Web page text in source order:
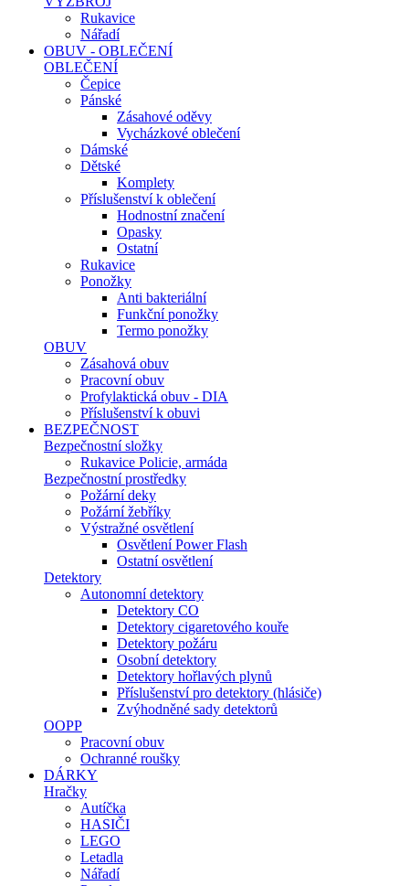
Rukavice
Nářadí
OBUV - OBLEČENÍ
OBLEČENÍ
Čepice
Pánské
Zásahové oděvy
Vycházkové oblečení
Dámské
Dětské
Komplety
Příslušenství k oblečení
Hodnostní značení
Opasky
Ostatní
Rukavice
Ponožky
Anti bakteriální
Funkční ponožky
Termo ponožky
OBUV
Zásahová obuv
Pracovní obuv
Profylaktická obuv - DIA
Příslušenství k obuvi
BEZPEČNOST
Bezpečnostní složky
Rukavice Policie, armáda
Bezpečnostní prostředky
Požární deky
Požární žebříky
Výstražné osvětlení
Osvětlení Power Flash
Ostatní osvětlení
Detektory
Autonomní detektory
Detektory CO
Detektory cigaretového kouře
Detektory požáru
Osobní detektory
Detektory hořlavých plynů
Příslušenství pro detektory (hlásiče)
Zvýhodněné sady detektorů
OOPP
Pracovní obuv
Ochranné roušky
DÁRKY
Hračky
Autíčka
HASIČI
LEGO
Letadla
Nářadí